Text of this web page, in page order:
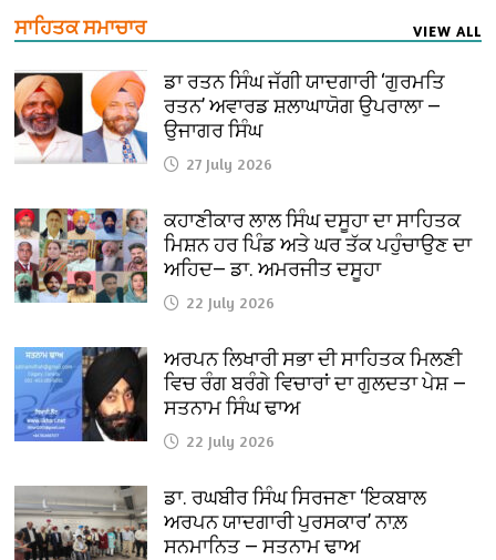
ਸਾਹਿਤਕ ਸਮਾਚਾਰ VIEW ALL
ਡਾ ਰਤਨ ਸਿੰਘ ਜੱਗੀ ਯਾਦਗਾਰੀ ‘ਗੁਰਮਤਿ
ਰਤਨ’ ਅਵਾਰਡ ਸ਼ਲਾਘਾਯੋਗ ਉਪਰਾਲਾ —
ਉਜਾਗਰ ਸਿੰਘ
27 July 2026
ਕਹਾਣੀਕਾਰ ਲਾਲ ਸਿੰਘ ਦਸੂਹਾ ਦਾ ਸਾਹਿਤਕ
ਮਿਸ਼ਨ ਹਰ ਪਿੰਡ ਅਤੇ ਘਰ ਤੱਕ ਪਹੁੰਚਾਉਣ ਦਾ
ਅਹਿਦ— ਡਾ. ਅਮਰਜੀਤ ਦਸੂਹਾ
22 July 2026
ਅਰਪਨ ਲਿਖਾਰੀ ਸਭਾ ਦੀ ਸਾਹਿਤਕ ਮਿਲਣੀ
ਵਿਚ ਰੰਗ ਬਰੰਗੇ ਵਿਚਾਰਾਂ ਦਾ ਗੁਲਦਤਾ ਪੇਸ਼ —
ਸਤਨਾਮ ਸਿੰਘ ਢਾਅ
22 July 2026
ਡਾ. ਰਘਬੀਰ ਸਿੰਘ ਸਿਰਜਣਾ ‘ਇਕਬਾਲ
ਅਰਪਨ ਯਾਦਗਾਰੀ ਪੁਰਸਕਾਰ’ ਨਾਲ਼
ਸਨਮਾਨਿਤ — ਸਤਨਾਮ ਢਾਅ